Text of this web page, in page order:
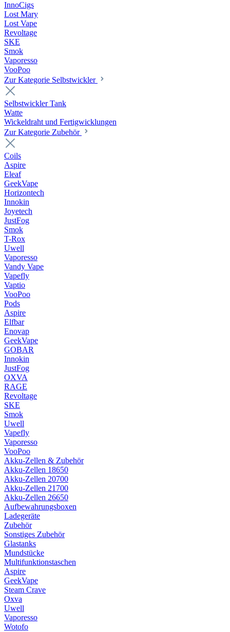
InnoCigs
Lost Mary
Lost Vape
Revoltage
SKE
Smok
Vaporesso
VooPoo
Zur Kategorie Selbstwickler
Selbstwickler Tank
Watte
Wickeldraht und Fertigwicklungen
Zur Kategorie Zubehör
Coils
Aspire
Eleaf
GeekVape
Horizontech
Innokin
Joyetech
JustFog
Smok
T-Rox
Uwell
Vaporesso
Vandy Vape
Vapefly
Vaptio
VooPoo
Pods
Aspire
Elfbar
Enovap
GeekVape
GOBAR
Innokin
JustFog
OXVA
RAGE
Revoltage
SKE
Smok
Uwell
Vapefly
Vaporesso
VooPoo
Akku-Zellen & Zubehör
Akku-Zellen 18650
Akku-Zellen 20700
Akku-Zellen 21700
Akku-Zellen 26650
Aufbewahrungsboxen
Ladegeräte
Zubehör
Sonstiges Zubehör
Glastanks
Mundstücke
Multifunktionstaschen
Aspire
GeekVape
Steam Crave
Oxva
Uwell
Vaporesso
Wotofo